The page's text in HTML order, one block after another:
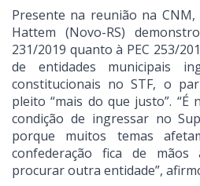
Presente na reunião na
Hattem (Novo-RS)
231/2019 quanto à PEC 253/
de entidades municipais
constitucionais no STF, o
pleito “mais do que justo”. “É
condição de ingressar no
porque muitos temas
confederação fica de mãos
procurar outra entidade”,